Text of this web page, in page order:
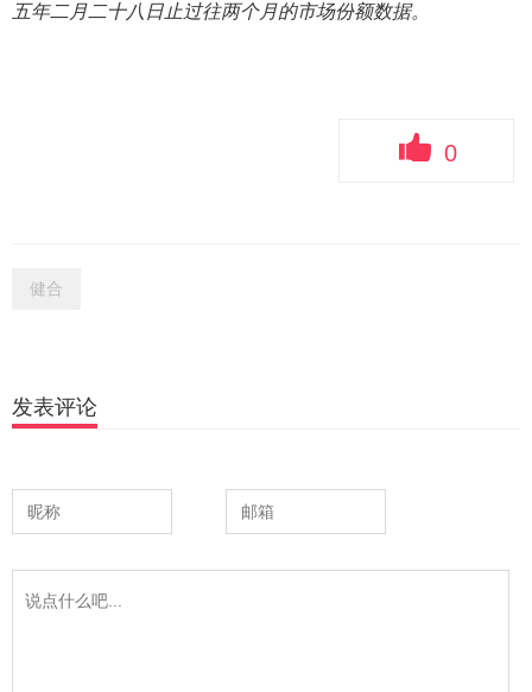
五年二月二十八日止过往两个月的市场份额数据。
0
健合
发表评论